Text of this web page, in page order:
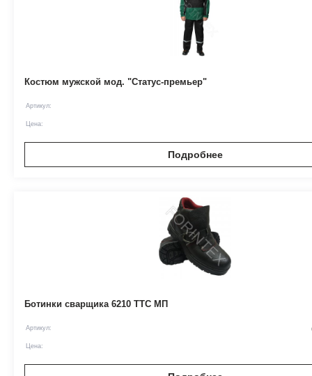
Костюм мужской мод. "Статус-премьер"
Артикул:
Цена:
Подробнее
Ботинки сварщика 6210 ТТС МП
Артикул:
Цена: